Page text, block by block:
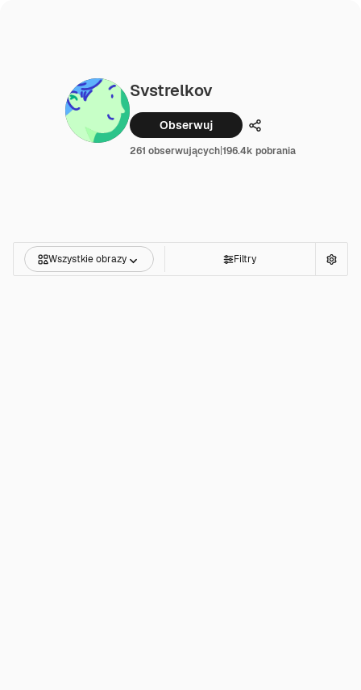
Svstrelkov
Obserwuj Udostępnij
261 obserwujących|196.4k pobrania
Wszystkie obrazy Filtry